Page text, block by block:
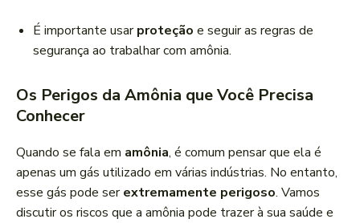
É importante usarproteção e seguir as regras de
segurança ao trabalhar com amônia.
Os Perigos da Amônia que Você Precisa
Conhecer
Quando se fala em amônia, é comum pensar que ela é
apenas um gás utilizado em várias indústrias. No entanto,
esse gás pode serextremamente perigoso. Vamos
discutir os riscos que a amônia pode trazer à sua saúde e